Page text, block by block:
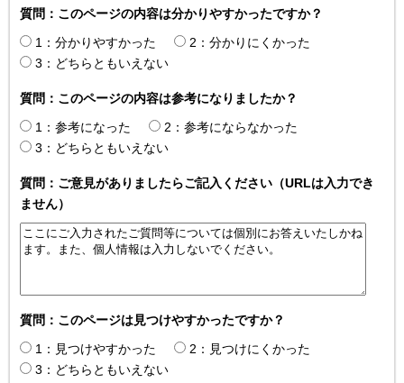
質問：このページの内容は分かりやすかったですか？
1：分かりやすかった
2：分かりにくかった
3：どちらともいえない
質問：このページの内容は参考になりましたか？
1：参考になった
2：参考にならなかった
3：どちらともいえない
質問：ご意見がありましたらご記入ください（URLは入力でき
ません）
質問：このページは見つけやすかったですか？
1：見つけやすかった
2：見つけにくかった
3：どちらともいえない